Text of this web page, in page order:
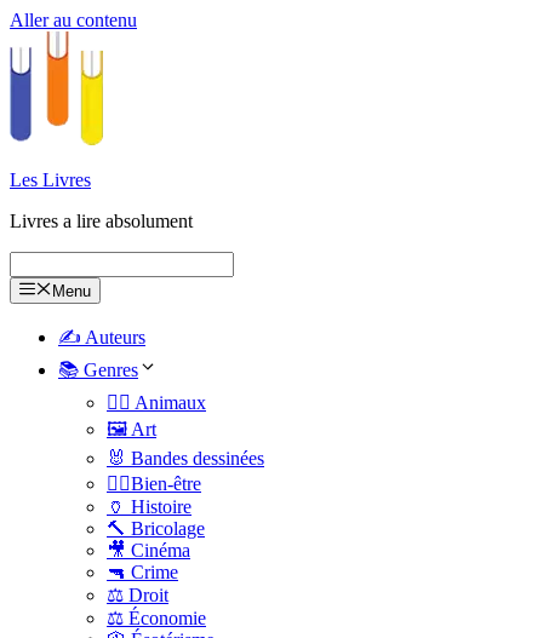
Aller au contenu
Les Livres
Livres a lire absolument
Menu
✍️ Auteurs
📚 Genres
🐕‍🦺 Animaux
🖼️ Art
🐰 Bandes dessinées
🧑‍⚕️Bien-être
🏺 Histoire
🔨 Bricolage
🎥 Cinéma
🔫 Crime
⚖️ Droit
⚖️ Économie